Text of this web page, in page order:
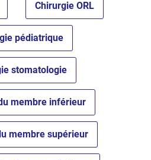
Chirurgie ORL
pédiatrique
stomatologie
membre inférieur
membre supérieur